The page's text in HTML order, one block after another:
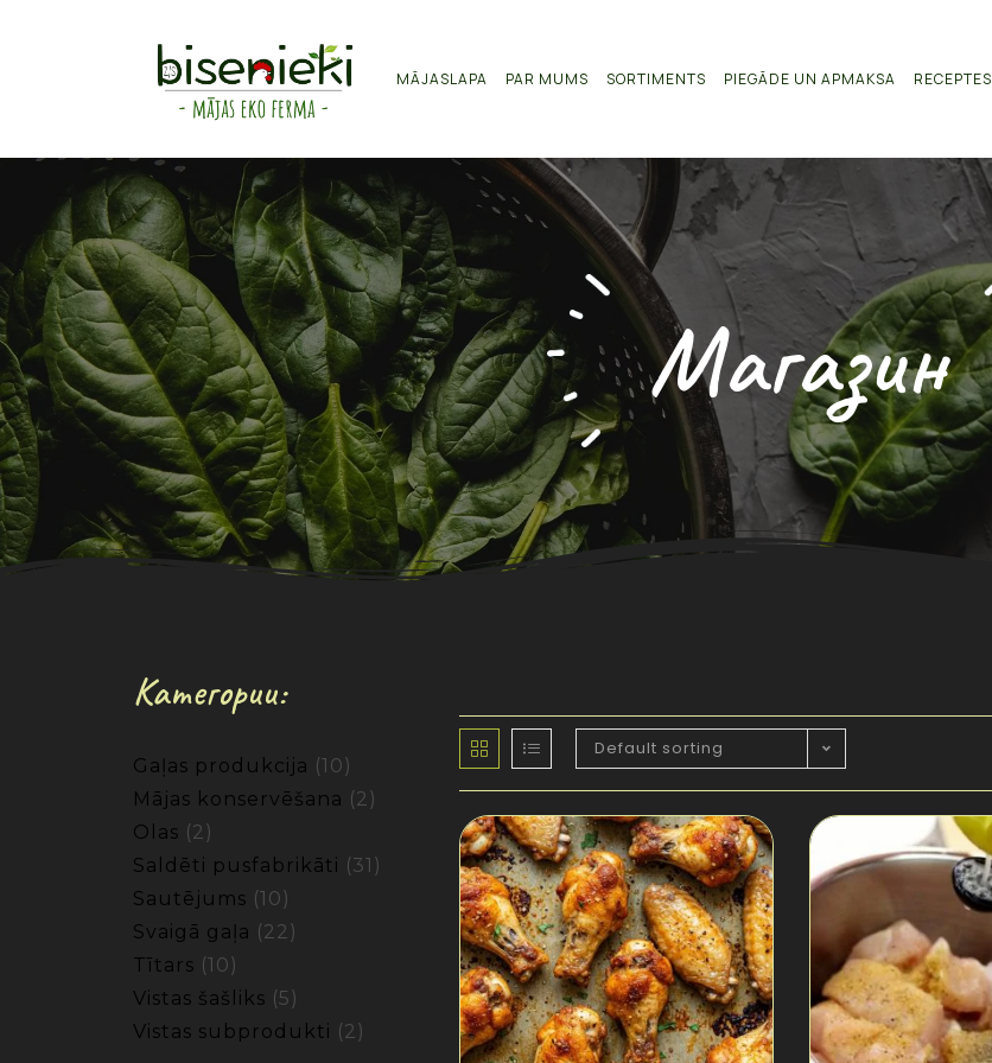
MĀJASLAPA PAR MUMS SORTIMENTS PIEGĀDE UN APMAKSA RECEPTES
Магазин
Категории:
Gaļas produkcija
10
Mājas konservēšana
2
Olas
2
Saldēti pusfabrikāti
31
Sautējums
10
Svaigā gaļa
22
Tītars
10
Vistas šašliks
5
Vistas subprodukti
2
Default sorting